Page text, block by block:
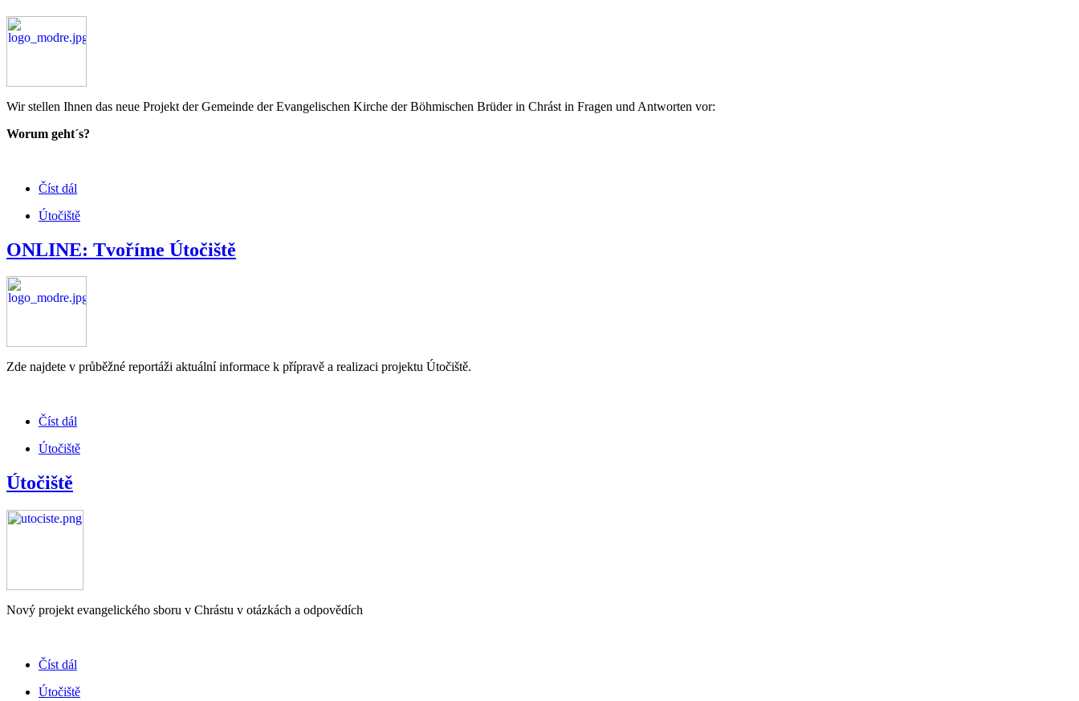
Wir stellen Ihnen das neue Projekt der Gemeinde der Evangelischen Kirche der Böhmischen Brüder in Chrást in Fragen und Antworten vor:
Worum geht´s?
Číst dál
Útočiště
ONLINE: Tvoříme Útočiště
Zde najdete v průběžné reportáži aktuální informace k přípravě a realizaci projektu Útočiště.
Číst dál
Útočiště
Útočiště
Nový projekt evangelického sboru v Chrástu v otázkách a odpovědích
Číst dál
Útočiště